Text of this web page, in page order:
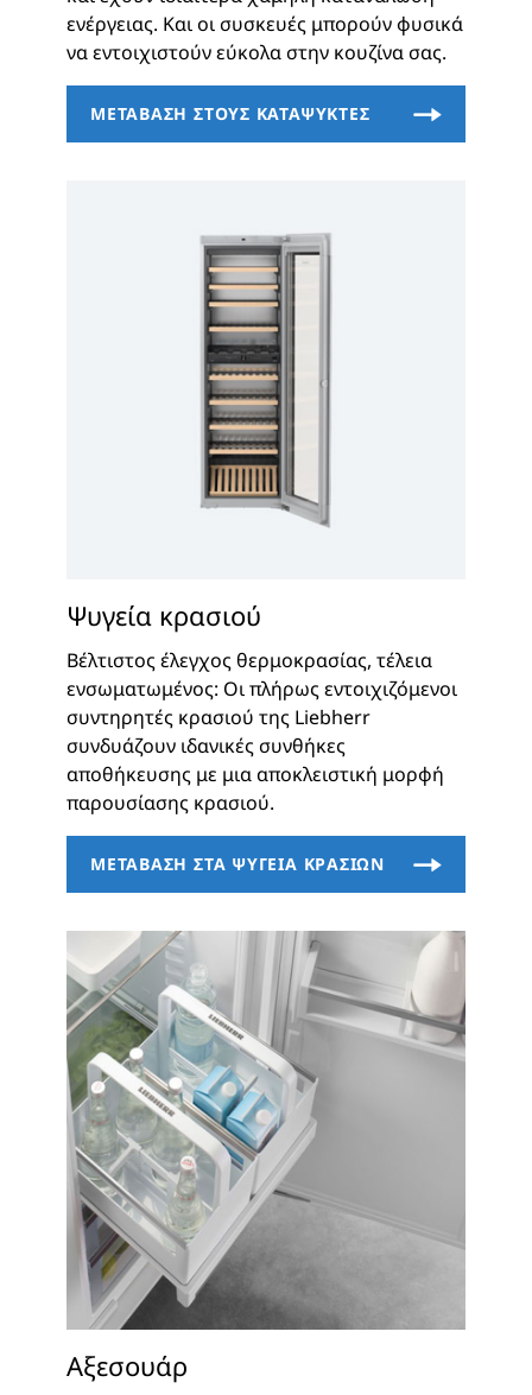
ενέργειας. Και οι συσκευές μπορούν φυσικά
να εντοιχιστούν εύκολα στην κουζίνα σας.
Ψυγεία κρασιού
Βέλτιστος έλεγχος θερμοκρασίας, τέλεια
ενσωματωμένος: Οι πλήρως εντοιχιζόμενοι
συντηρητές κρασιού της Liebherr
συνδυάζουν ιδανικές συνθήκες
αποθήκευσης με μια αποκλειστική μορφή
παρουσίασης κρασιού.
Αξεσουάρ